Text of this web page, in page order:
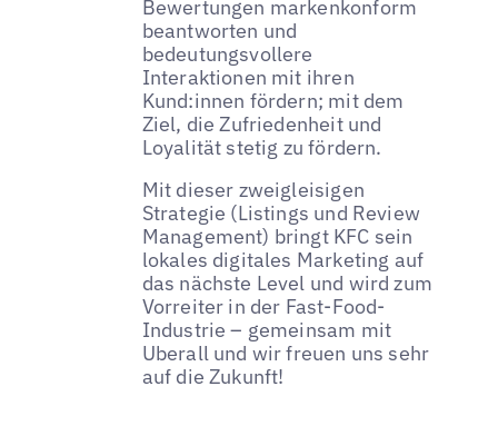
Bewertungen markenkonform
beantworten und
bedeutungsvollere
Interaktionen mit ihren
Kund:innen fördern; mit dem
Ziel, die Zufriedenheit und
Loyalität stetig zu fördern.
Mit dieser zweigleisigen
Strategie (Listings und Review
Management) bringt KFC sein
lokales digitales Marketing auf
das nächste Level und wird zum
Vorreiter in der Fast-Food-
Industrie – gemeinsam mit
Uberall und wir freuen uns sehr
auf die Zukunft!